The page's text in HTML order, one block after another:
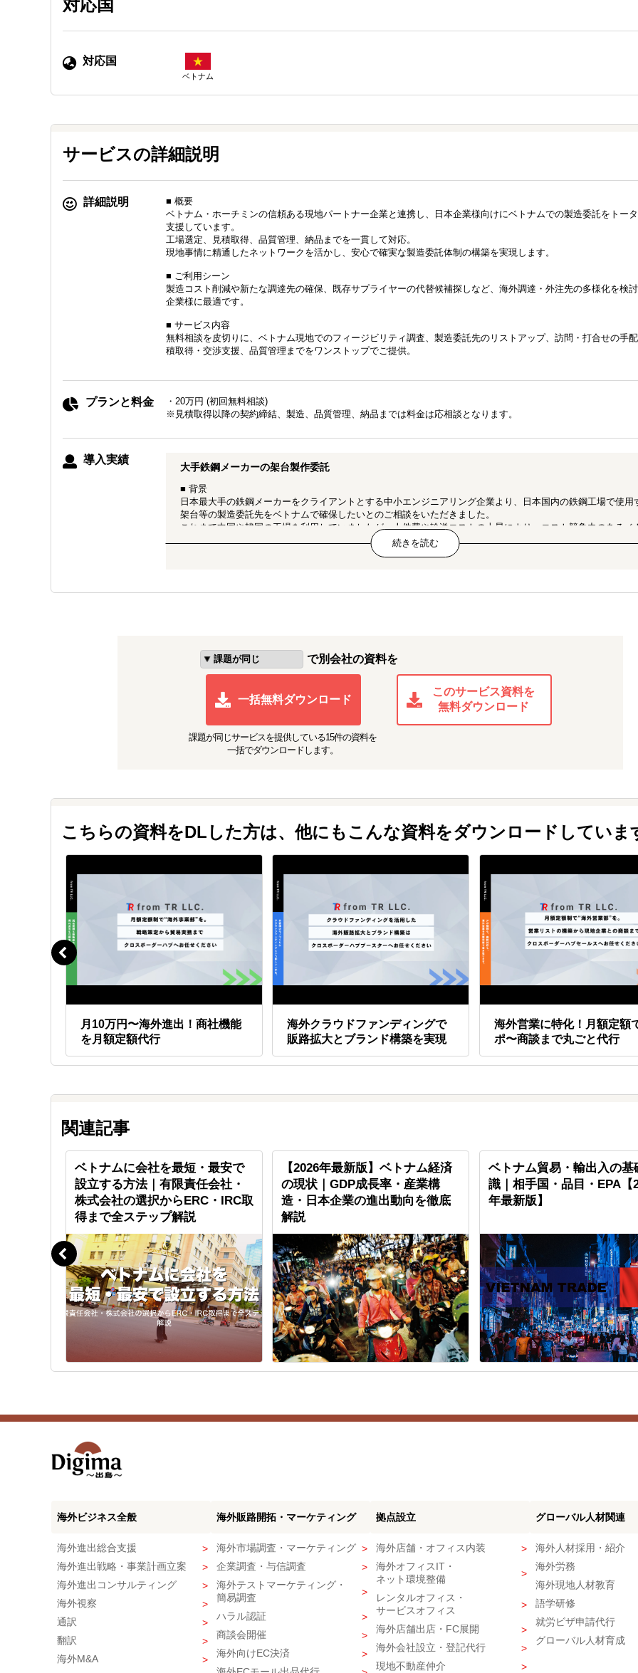
対応国
対応国
ベトナム
サービスの詳細説明
詳細説明
■ 概要
ベトナム・ホーチミンの信頼ある現地パートナー企業と連携し、日本企業様向けにベトナムでの製造委託をトー
支援しています。
工場選定、見積取得、品質管理、納品までを一貫して対応。
現地事情に精通したネットワークを活かし、安心で確実な製造委託体制の構築を実現します。
■ ご利用シーン
製造コスト削減や新たな調達先の確保、既存サプライヤーの代替候補探しなど、海外調達・外注先の多様化を検
企業様に最適です。
■ サービス内容
無料相談を皮切りに、ベトナム現地でのフィージビリティ調査、製造委託先のリストアップ、訪問・打合せの手
積取得・交渉支援、品質管理までをワンストップでご提供。
プランと料金
・20万円 (初回無料相談)
※見積取得以降の契約締結、製造、品質管理、納品までは料金は応相談となります。
導入実績
大手鉄鋼メーカーの架台製作委託
■ 背景
日本最大手の鉄鋼メーカーをクライアントとする中小エンジニアリング企業より、日本国内の鉄鋼工場で使用
架台等の製造委託先をベトナムで確保したいとのご相談をいただきました。
これまで中国や韓国の工場を利用していましたが、人件費や輸送コストの上昇により、コスト競争力のあるベ
ムで製造ができないか弊社に相談がありました。
製造委託先の品質や体制ともに高い評価を獲得し、依頼元企業からの信頼を確保。
現地での交渉もスムーズに進行し、日本側の業務負担を大幅に軽減。
結果として、継続的な委託体制の構築につながる長期的なパートナーシップを実現。
で別会社の資料を
一括無料ダウンロード
このサービス資料を
無料ダウンロード
課題が同じサービスを提供している15件の資料を
一括でダウンロードします。
こちらの資料をDLした方は、他にもこんな資料をダウンロードしていま
月10万円〜海外進出！商社機能
を月額定額代行
海外クラウドファンディングで
販路拡大とブランド構築を実現
海外営業に特化！月額定額
ポ〜商談まで丸ごと代行
関連記事
ベトナムに会社を最短・最安で
設立する方法｜有限責任会社・
株式会社の選択からERC・IRC取
得まで全ステップ解説
【2026年最新版】ベトナム経済
の現状｜GDP成長率・産業構
造・日本企業の進出動向を徹底
解説
ベトナム貿易・輸出入の基
識｜相手国・品目・EPA【
年最新版】
海外ビジネス全般
海外進出総合支援
海外進出戦略・事業計画立案
海外進出コンサルティング
海外視察
通訳
翻訳
海外M&A
海外販路開拓・マーケティング
海外市場調査・マーケティング
企業調査・与信調査
海外テストマーケティング・
簡易調査
ハラル認証
商談会開催
海外向けEC決済
拠点設立
海外店舗・オフィス内装
海外オフィスIT・
ネット環境整備
レンタルオフィス・
サービスオフィス
海外店舗出店・FC展開
海外会社設立・登記代行
現地不動産仲介
グローバル人材関連
海外人材採用・紹介
海外労務
海外現地人材教育
語学研修
就労ビザ申請代行
グローバル人材育成